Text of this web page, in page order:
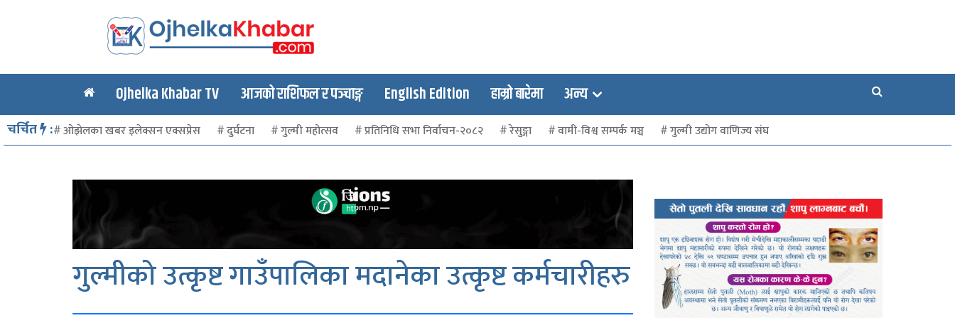
Ojhelka Khabar TV आजको राशिफल र पञ्चाङ्ग English Edition हाम्रो बारेमा अन्य
चर्चित : ओझेलका खबर इलेक्सन एक्सप्रेस दुर्घटना गुल्मी महोत्सव प्रतिनिधि सभा निर्वाचन-२०८२ रेसुङ्गा वामी-विश्व सम्पर्क मञ्च गुल्मी उद्योग वाणिज्य संघ
गुल्मीको उत्कृष्ट गाउँपालिका मदानेका उत्कृष्ट कर्मचारीहरु